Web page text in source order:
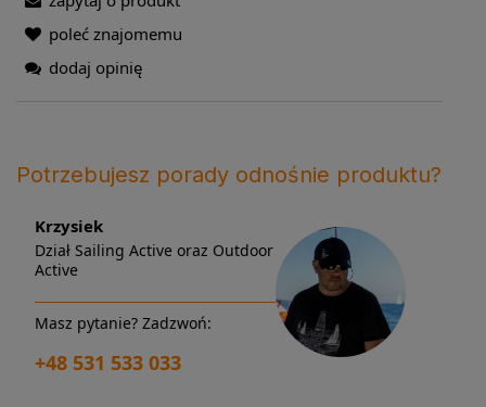
poleć znajomemu
dodaj opinię
Potrzebujesz porady odnośnie produktu?
Krzysiek
Dział Sailing Active oraz Outdoor
Active
Masz pytanie? Zadzwoń:
+48 531 533 033